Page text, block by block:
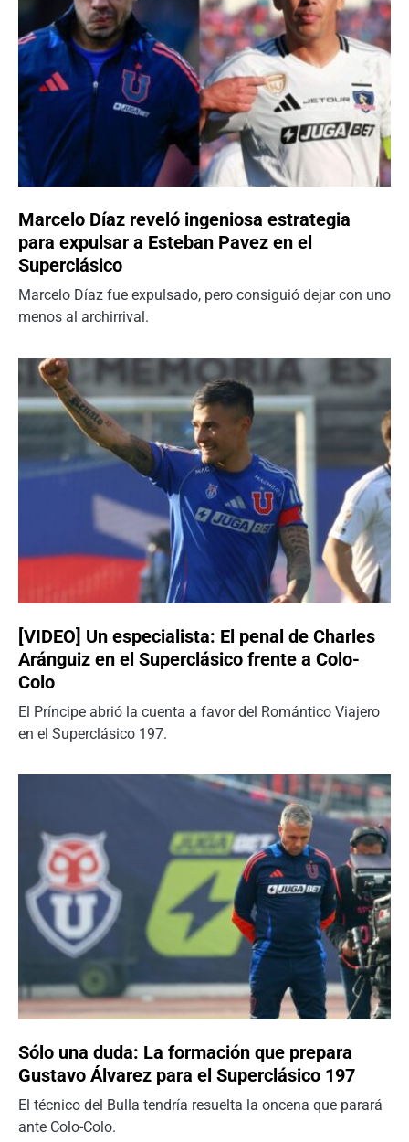
Marcelo Díaz reveló ingeniosa estrategia
para expulsar a Esteban Pavez en el
Superclásico
Marcelo Díaz fue expulsado, pero consiguió dejar con uno
menos al archirrival.
[VIDEO] Un especialista: El penal de Charles
Aránguiz en el Superclásico frente a Colo-
Colo
El Príncipe abrió la cuenta a favor del Romántico Viajero
en el Superclásico 197.
Sólo una duda: La formación que prepara
Gustavo Álvarez para el Superclásico 197
El técnico del Bulla tendría resuelta la oncena que parará
ante Colo-Colo.